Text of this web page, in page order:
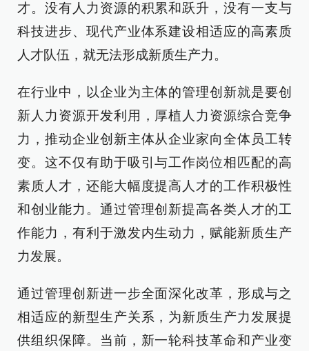
才。没有人力资源的积累和跃升，没有一支与
科技进步、现代产业体系建设相适应的高素质
人才队伍，就无法形成新质生产力。
在行业中，以企业为主体的管理创新就是要创
新人力资源开发利用，厚植人力资源综合竞争
力，推动企业创新主体从企业家向全体员工转
变。这不仅有助于吸引与工作岗位相匹配的高
素质人才，还能大幅度提高人才的工作积极性
和创业能力。通过管理创新提高各类人才的工
作能力，有利于激发内生动力，赋能新质生产
力发展。
通过管理创新进一步全面深化改革，形成与之
相适应的新型生产关系，为新质生产力发展提
供组织保障。当前，新一轮科技革命和产业变